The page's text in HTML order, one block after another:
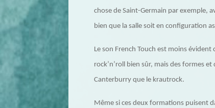
chose de Saint-Germain par exemple,
bien que la salle soit en configuration
Le son French Touch est moins
rock’n’roll bien sûr, mais des formes
Canterburry que le krautrock.
Même si ces deux formations puisent